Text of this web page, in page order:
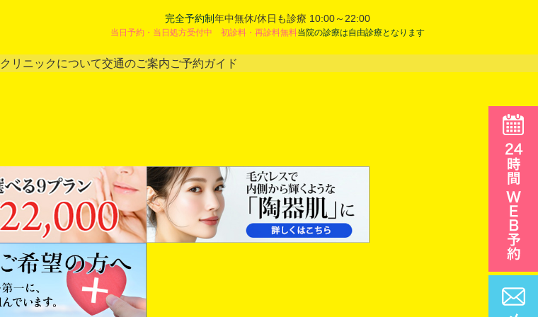
完全予約制年中無休/休日も診療 10:00～22:00
当日予約・当日処方受付中 初診料・再診料無料当院の診療は自由診療となります
クリニックについて交通のご案内ご予約ガイド